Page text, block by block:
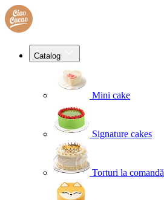
Catalog
Mini cake
Signature cakes
Torturi la comandă